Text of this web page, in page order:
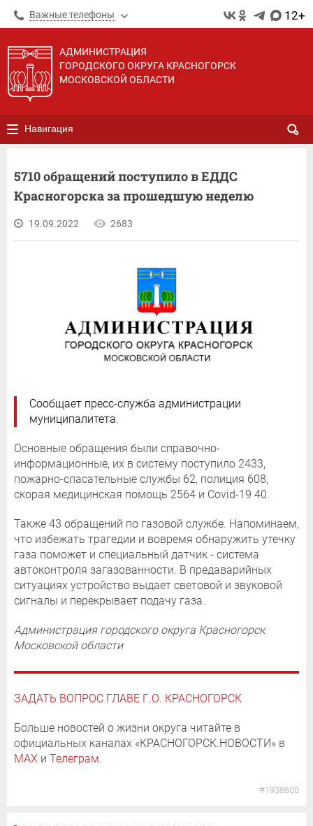
Важные телефоны 12+
АДМИНИСТРАЦИЯ
ГОРОДСКОГО ОКРУГА КРАСНОГОРСК
МОСКОВСКОЙ ОБЛАСТИ
Навигация
5710 обращений поступило в ЕДДС
Красногорска за прошедшую неделю
19.09.2022 2683
Сообщает пресс-служба администрации
муниципалитета.
Основные обращения были справочно-
информационные, их в систему поступило 2433,
пожарно-спасательные службы 62, полиция 608,
скорая медицинская помощь 2564 и Covid-19 40.
Также 43 обращений по газовой службе. Напоминаем,
что избежать трагедии и вовремя обнаружить утечку
газа поможет и специальный датчик - система
автоконтроля загазованности. В предаварийных
ситуациях устройство выдает световой и звуковой
сигналы и перекрывает подачу газа.
Администрация городского округа Красногорск
Московской области
ЗАДАТЬ ВОПРОС ГЛАВЕ Г.О. КРАСНОГОРСК
Больше новостей о жизни округа читайте в
официальных каналах «КРАСНОГОРСК.НОВОСТИ» в
MAX и Телеграм.
#1938600